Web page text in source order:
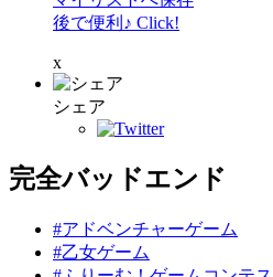
後で便利♪ Click!
x
シェア
完全バッドエンド
#アドベンチャーゲーム
#乙女ゲーム